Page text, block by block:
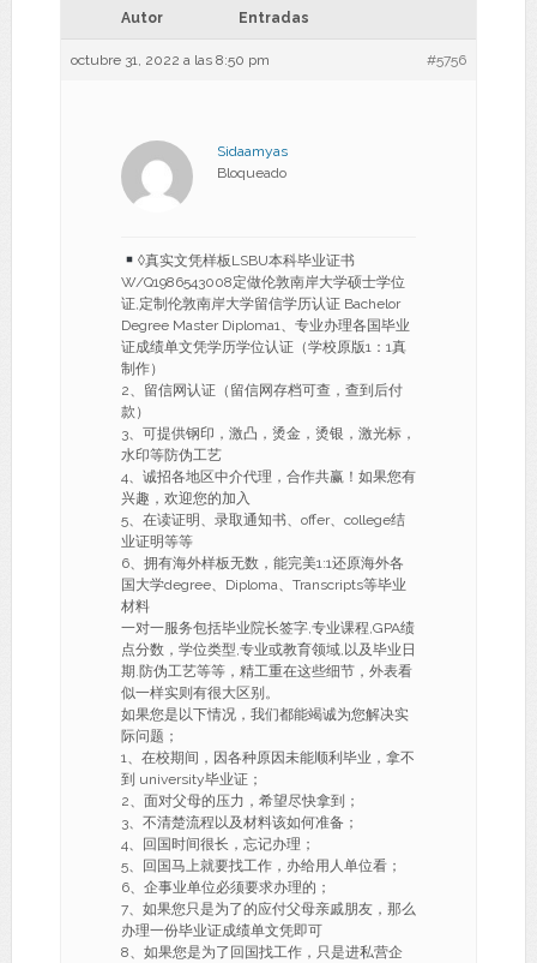
Autor Entradas
octubre 31, 2022 a las 8:50 pm #5756
Sidaamyas
Bloqueado
◊真实文凭样板LSBU本科毕业证书
W/Q1986543008定做伦敦南岸大学硕士学位
证,定制伦敦南岸大学留信学历认证 Bachelor
Degree Master Diploma1、专业办理各国毕业
证成绩单文凭学历学位认证（学校原版1：1真
制作）
2、留信网认证（留信网存档可查，查到后付
款）
3、可提供钢印，激凸，烫金，烫银，激光标，
水印等防伪工艺
4、诚招各地区中介代理，合作共赢！如果您有
兴趣，欢迎您的加入
5、在读证明、录取通知书、offer、college结
业证明等等
6、拥有海外样板无数，能完美1:1还原海外各
国大学degree、Diploma、Transcripts等毕业
材料
一对一服务包括毕业院长签字,专业课程,GPA绩
点分数，学位类型,专业或教育领域,以及毕业日
期.防伪工艺等等，精工重在这些细节，外表看
似一样实则有很大区别。
如果您是以下情况，我们都能竭诚为您解决实
际问题；
1、在校期间，因各种原因未能顺利毕业，拿不
到 university毕业证；
2、面对父母的压力，希望尽快拿到；
3、不清楚流程以及材料该如何准备；
4、回国时间很长，忘记办理；
5、回国马上就要找工作，办给用人单位看；
6、企事业单位必须要求办理的；
7、如果您只是为了的应付父母亲戚朋友，那么
办理一份毕业证成绩单文凭即可
8、如果您是为了回国找工作，只是进私营企